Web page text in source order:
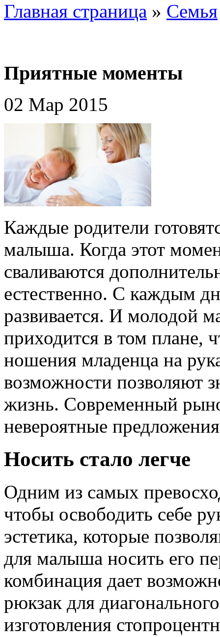
Главная страница » Семья
Приятные моменты
02 Мар 2015
Каждые родители
малыша. Когда этот
сваливаются
естественно. С каждым
развивается. И молодой
приходится в том плане,
ношения младенца на
возможности позволяют
жизнь. Современный
невероятные
Носить стало легче
Одним из самых
чтобы освободить себе
эстетика, которые
для малыша носить его
комбинация дает
рюкзак для
изготовления